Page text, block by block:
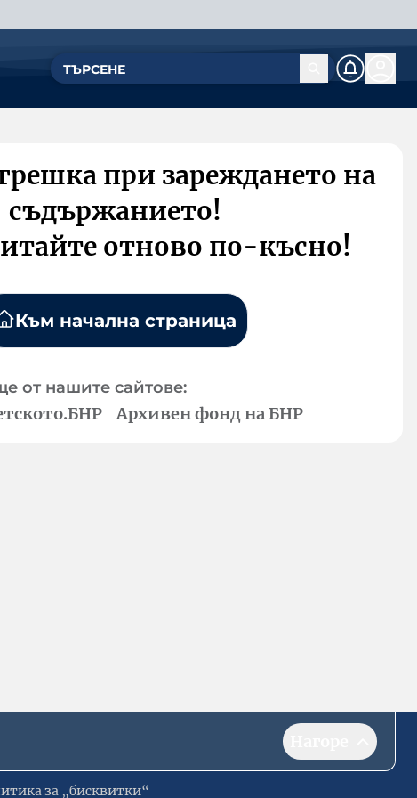
при зареждането на
съдържанието!
отново по-късно!
Към начална страница
от нашите сайтове:
Архивен фонд на БНР
за „бисквитки“